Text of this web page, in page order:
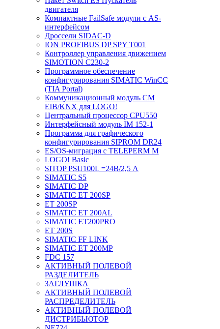
двигателя
Компактные FailSafe модули с AS-
интерфейсом
Дроссели SIDAC-D
ION PROFIBUS DP SPY T001
Контроллер управления движением
SIMOTION C230-2
Программное обеспечение
конфигурирования SIMATIC WinCC
(TIA Portal)
Коммуникационный модуль CM
EIB/KNX для LOGO!
Центральный процессор CPU550
Интерфейсный модуль IM 152-1
Программа для графического
конфигурирования SIPROM DR24
ES/OS-миграция с TELEPERM M
LOGO! Basic
SITOP PSU100L =24В/2,5 A
SIMATIC S5
SIMATIC DP
SIMATIC ET 200SP
ET 200SP
SIMATIC ET 200AL
SIMATIC ET200PRO
ET 200S
SIMATIC FF LINK
SIMATIC ET 200MP
FDC 157
АКТИВНЫЙ ПОЛЕВОЙ
РАЗДЕЛИТЕЛЬ
ЗАГЛУШКА
АКТИВНЫЙ ПОЛЕВОЙ
РАСПРЕДЕЛИТЕЛЬ
АКТИВНЫЙ ПОЛЕВОЙ
ДИСТРИБЬЮТОР